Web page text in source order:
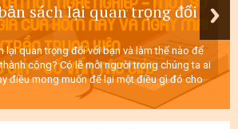
sách lại quan trọng đối
lại quan trọng đối với bạn và làm thế nào để
công? Có lẽ mỗi người trong chúng ta ai
điều mong muốn để lại một điều gì đó cho